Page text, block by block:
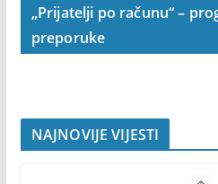
„Prijatelji po računu“ –
preporuke
NAJNOVIJE VIJESTI